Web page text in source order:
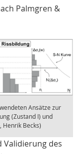
Palmgren &
Ansätze zur
(Zustand I) und
Henrik Becks)
Validierung des